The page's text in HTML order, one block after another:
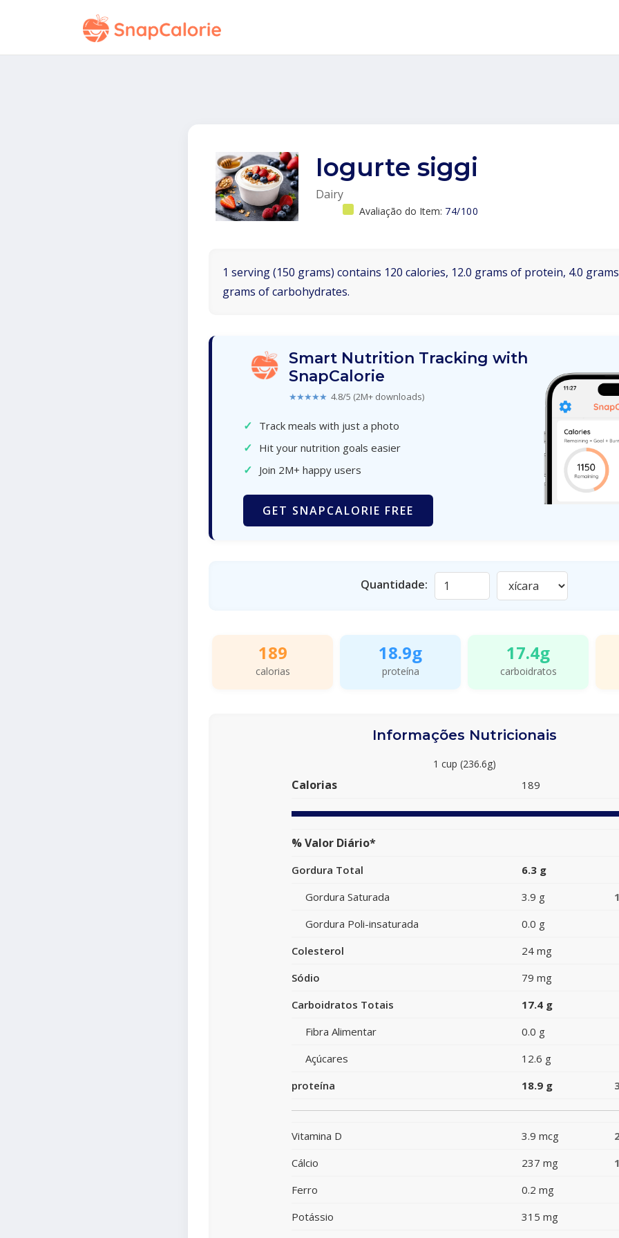
Iogurte siggi
Dairy
Avaliação do Item: 74/100
1 serving (150 grams) contains 120 calories, 12.0 grams of protein, 4.0
grams of carbohydrates.
Smart Nutrition Tracking with
SnapCalorie
★★★★★ 4.8/5 (2M+ downloads)
✓ Track meals with just a photo
✓ Hit your nutrition goals easier
✓ Join 2M+ happy users
GET SNAPCALORIE FREE
Quantidade:
189
calorias
18.9g
proteína
17.4g
carboidratos
Informações Nutricionais
1 cup (236.6g)
Calorias 189
% Valor Diário*
Gordura Total
6.3 g
Gordura Saturada
3.9 g
Gordura Poli-insaturada
0.0 g
Colesterol
24 mg
Sódio
79 mg
Carboidratos Totais
17.4 g
Fibra Alimentar
0.0 g
Açúcares
12.6 g
proteína
18.9 g
Vitamina D 3.9 mcg
Cálcio
237 mg
Ferro
0.2 mg
Potássio
315 mg